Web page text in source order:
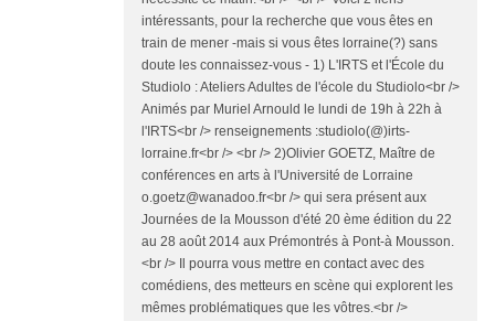
intéressants, pour la recherche que vous êtes en
train de mener -mais si vous êtes lorraine(?) sans
doute les connaissez-vous - 1) L'IRTS et l'École du
Studiolo : Ateliers Adultes de l'école du Studiolo<br />
Animés par Muriel Arnould le lundi de 19h à 22h à
l'IRTS<br /> renseignements :studiolo(@)irts-
lorraine.fr<br /> <br /> 2)Olivier GOETZ, Maître de
conférences en arts à l'Université de Lorraine
o.goetz@wanadoo.fr<br /> qui sera présent aux
Journées de la Mousson d'été 20 ème édition du 22
au 28 août 2014 aux Prémontrés à Pont-à Mousson.
<br /> Il pourra vous mettre en contact avec des
comédiens, des metteurs en scène qui explorent les
mêmes problématiques que les vôtres.<br />